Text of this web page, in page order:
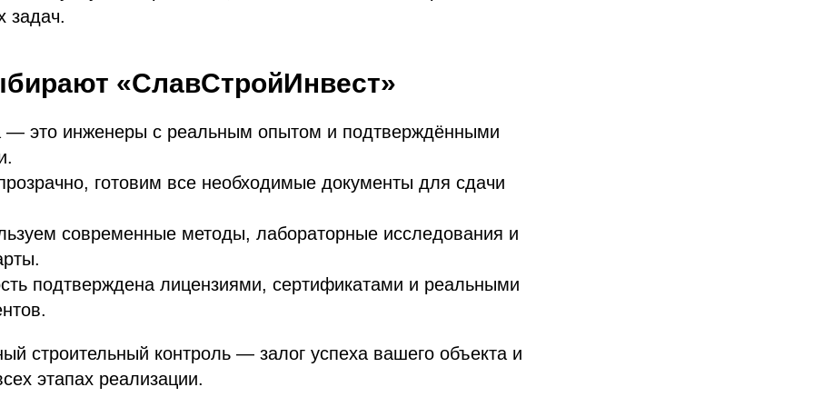
задач.
«СлавСтройИнвест»
это инженеры с реальным опытом и подтверждёнными
готовим все необходимые документы для сдачи
современные методы, лабораторные исследования и
подтверждена лицензиями, сертификатами и реальными
строительный контроль — залог успеха вашего объекта и
этапах реализации.
Модернизация и реконструкция
Капитальное строительство
Вакансии
О нас